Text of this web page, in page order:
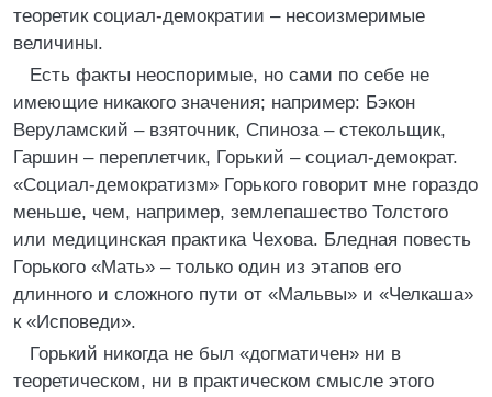
теоретик социал-демократии – несоизмеримые
величины.
Есть факты неоспоримые, но сами по себе не
имеющие никакого значения; например: Бэкон
Веруламский – взяточник, Спиноза – стекольщик,
Гаршин – переплетчик, Горький – социал-демократ.
«Социал-демократизм» Горького говорит мне гораздо
меньше, чем, например, землепашество Толстого
или медицинская практика Чехова. Бледная повесть
Горького «Мать» – только один из этапов его
длинного и сложного пути от «Мальвы» и «Челкаша»
к «Исповеди».
Горький никогда не был «догматичен» ни в
теоретическом, ни в практическом смысле этого